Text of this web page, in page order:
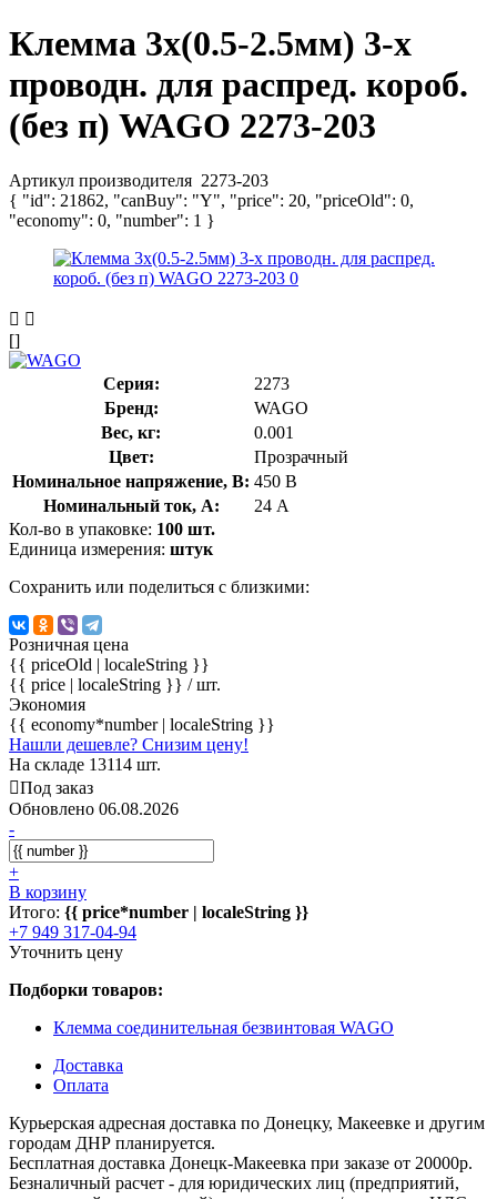
Клемма 3х(0.5-2.5мм) 3-х
проводн. для распред. короб.
(без п) WAGO 2273-203
Артикул производителя 2273-203
{ "id": 21862, "canBuy": "Y", "price": 20, "priceOld": 0,
"economy": 0, "number": 1 }
[]
Серия:
2273
Бренд:
WAGO
Вес, кг:
0.001
Цвет:
Прозрачный
Номинальное напряжение, В: 450 В
Номинальный ток, А:
24 А
Кол-во в упаковке: 100 шт.
Единица измерения: штук
Сохранить или поделиться с близкими:
Розничная цена
{{ priceOld | localeString }}
{{ price | localeString }} / шт.
Экономия
{{ economy*number | localeString }}
Нашли дешевле? Снизим цену!
На складе 13114 шт.
Под заказ
Обновлено 06.08.2026
-
+
В корзину
Итого: {{ price*number | localeString }}
+7 949 317-04-94
Уточнить цену
Подборки товаров:
Клемма соединительная безвинтовая WAGO
Доставка
Оплата
Курьерская адресная доставка по Донецку, Макеевке и другим
городам ДНР планируется.
Бесплатная доставка Донецк-Макеевка при заказе от 20000р.
Безналичный расчет - для юридических лиц (предприятий,